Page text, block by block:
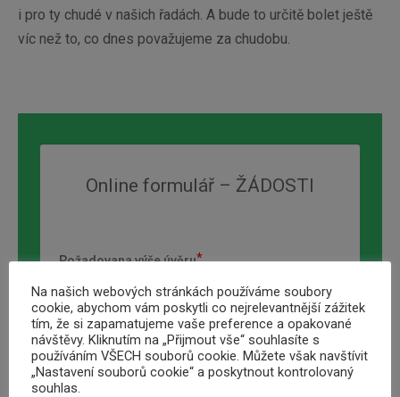
i pro ty chudé v našich řadách. A bude to určitě bolet ještě
víc než to, co dnes považujeme za chudobu.
Online formulář – ŽÁDOSTI
Požadovana výše úvěru
Jméno a přimení
Na našich webových stránkách používáme soubory
cookie, abychom vám poskytli co nejrelevantnější zážitek
tím, že si zapamatujeme vaše preference a opakované
návštěvy. Kliknutím na „Přijmout vše“ souhlasíte s
používáním VŠECH souborů cookie. Můžete však navštívit
„Nastavení souborů cookie“ a poskytnout kontrolovaný
souhlas.